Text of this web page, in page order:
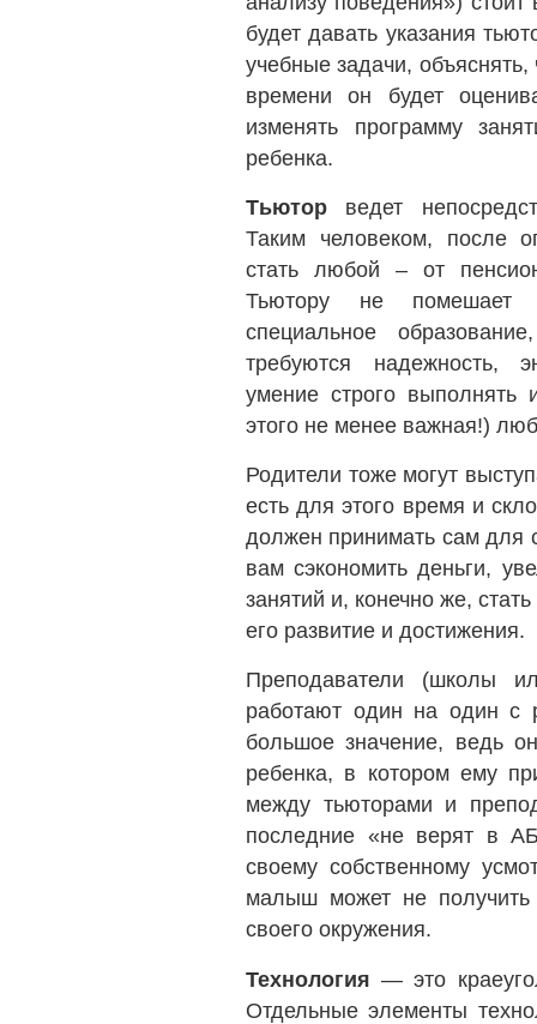
будет давать указания
учебные задачи,
времени он будет
изменять программу
ребенка.
Тьютор ведет
Таким человеком, после
стать любой – от
Тьютору не помешает
специальное
требуются надежность,
умение строго выполнять
этого не менее важная!)
Родители тоже могут
есть для этого время и
должен принимать сам для
вам сэкономить деньги,
занятий и, конечно же,
его развитие и достижения.
Преподаватели (школы
работают один на один с
большое значение, ведь
ребенка, в котором ему
между тьюторами и
последние «не верят в
своему собственному
малыш может не получить
своего окружения.
Технология — это
Отдельные элементы